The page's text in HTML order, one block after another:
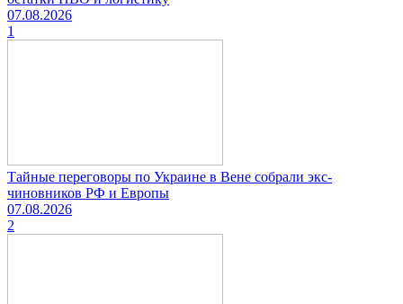
07.08.2026
1
Тайные переговоры по Украине в Вене собрали экс-
чиновников РФ и Европы
07.08.2026
2